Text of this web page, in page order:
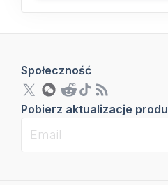
Społeczność
Pobierz aktualizacje